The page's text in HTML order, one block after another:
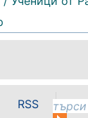
ОБЛАСТ
ул.
13, тел.
bg.net ОБЯВА
чл. 92, ал. 1...
RSS